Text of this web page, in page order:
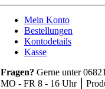
Mein Konto
Bestellungen
Kontodetails
Kasse
Fragen? Gerne unter
MO - FR 8 - 16 Uhr ⎮